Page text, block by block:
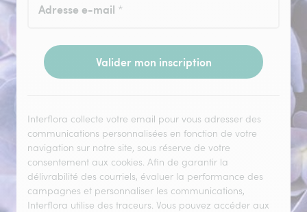
Adresse e-mail *
Valider mon inscription
Interflora collecte votre email pour vous adresser des
communications personnalisées en fonction de votre
navigation sur notre site, sous réserve de votre
consentement aux cookies. Afin de garantir la
délivrabilité des courriels, évaluer la performance des
campagnes et personnaliser les communications,
Interflora utilise des traceurs. Vous pouvez accéder aux